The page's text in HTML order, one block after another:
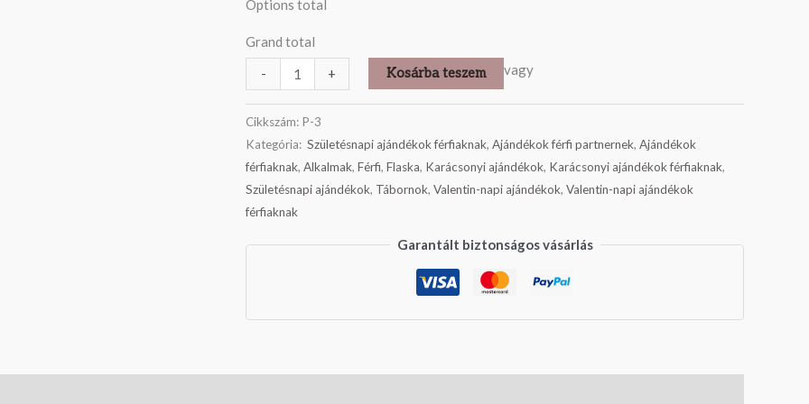
Options total
Grand total
-
+ Kosárba teszem vagy
Cikkszám: P-3
Kategória: Születésnapi ajándékok férfiaknak, Ajándékok férfi partnernek, Ajándékok
férfiaknak, Alkalmak, Férfi, Flaska, Karácsonyi ajándékok, Karácsonyi ajándékok férfiaknak,
Születésnapi ajándékok, Tábornok, Valentin-napi ajándékok, Valentin-napi ajándékok
férfiaknak
Garantált biztonságos vásárlás